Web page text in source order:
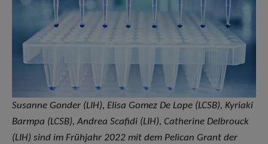
Susanne Gonder (LIH), Elisa Gomez De Lope (LCSB), Kyriaki
Barmpa (LCSB), Andrea Scafidi (LIH), Catherine Delbrouck
(LIH) sind im Frühjahr 2022 mit dem Pelican Grant der